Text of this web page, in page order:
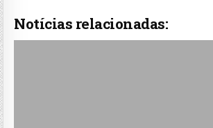
Notícias relacionadas: